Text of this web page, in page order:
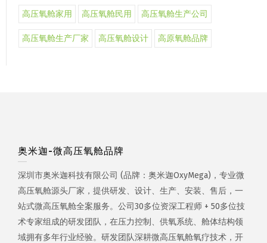
高压氧舱家用 高压氧舱民用 高压氧舱生产公司
高压氧舱生产厂家 高压氧舱设计 高原氧舱品牌
奥米迦-微高压氧舱品牌
深圳市奥米迦科技有限公司 (品牌：奥米迦OxyMega)，专业微
高压氧舱源头厂家，提供研发、设计、生产、安装、售后，一
站式微高压氧舱全案服务。公司30多位资深工程师 + 50多位技
术专家组成的研发团队，在压力控制、供氧系统、舱体结构领
域拥有多年行业经验。研发团队深耕微高压氧舱氧疗技术，开